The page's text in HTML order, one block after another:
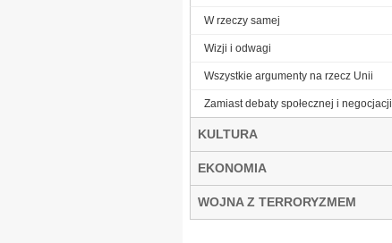
W rzeczy samej
Wizji i odwagi
Wszystkie argumenty na rzecz Unii
Zamiast debaty społecznej i negocjacji
KULTURA
EKONOMIA
WOJNA Z TERRORYZMEM